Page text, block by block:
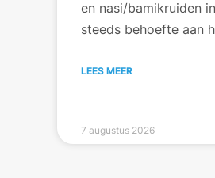
en nasi/bamikruiden
steeds behoefte aan
LEES MEER
7 augustus 2026